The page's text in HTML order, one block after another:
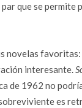
par que se
novelas favoritas:
interesante.
de 1962 no
es